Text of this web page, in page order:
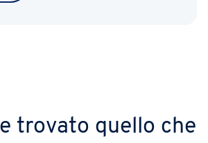
trovato quello che